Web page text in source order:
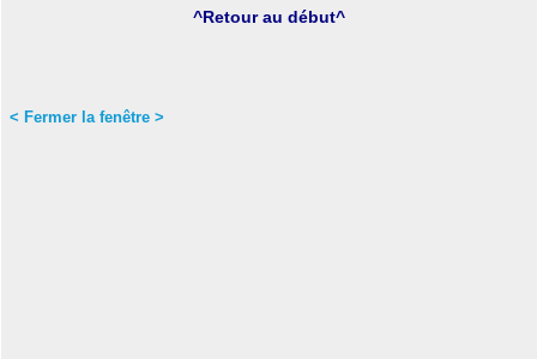
^Retour au début^
< Fermer la fenêtre >